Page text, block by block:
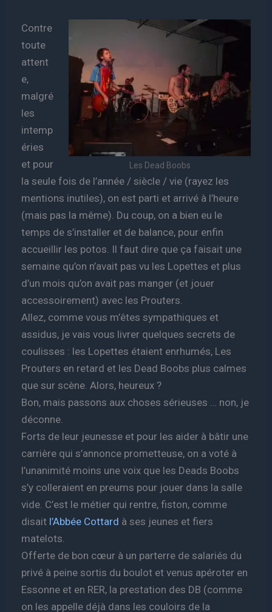
Les Dead Boobs
Contre
toute
attent
e,
malgré
les
intemp
éries
et pour
la seule fois de l’année / siècle / vie (rayez les
mentions inutiles), on est parti et arrivé à l’heure
(mais pas la même). Du coup, on a bien eu le
temps de s’installer et de balance, pour enfin
accueillir les potos. Il faut dire que ça faisait une
semaine qu’on n’avait pas vu les Lopettes et plus
d’un mois qu’on avait pas manger (et jouer
accessoirement) avec les Prouters.
Allez, comme vous m’êtes sympathiques et
assidus, je vais vous livrer quelques secrets de
coulisses : les Lopettes étaient enrhumés, Les
Prouters en retard et les Dead Boobs plus calmes
que sur scène. Alors, heureux ?
Bon, mais passons aux choses sérieuses … non, je
déconne.
Forts de leur jeunesse et pour les aider à bâtir une
carrière qui s’annonce prometteuse, on a voté à
l’unanimité moins une voix que les Deads Boobs
s’y colleraient en preums pour jouer dans la salle
vide. C’est le métier qui rentre, fiston, comme
disait l’Abbée Cottard à ses jeunes et fiers
matelots.
Offerte de bon cœur à un parterre de salariés du
privé à peine sortis du boulot et venus apéroter en
Essonne et en RER, la prestation des DB (comme
on les appelle déjà dans les couloirs de la